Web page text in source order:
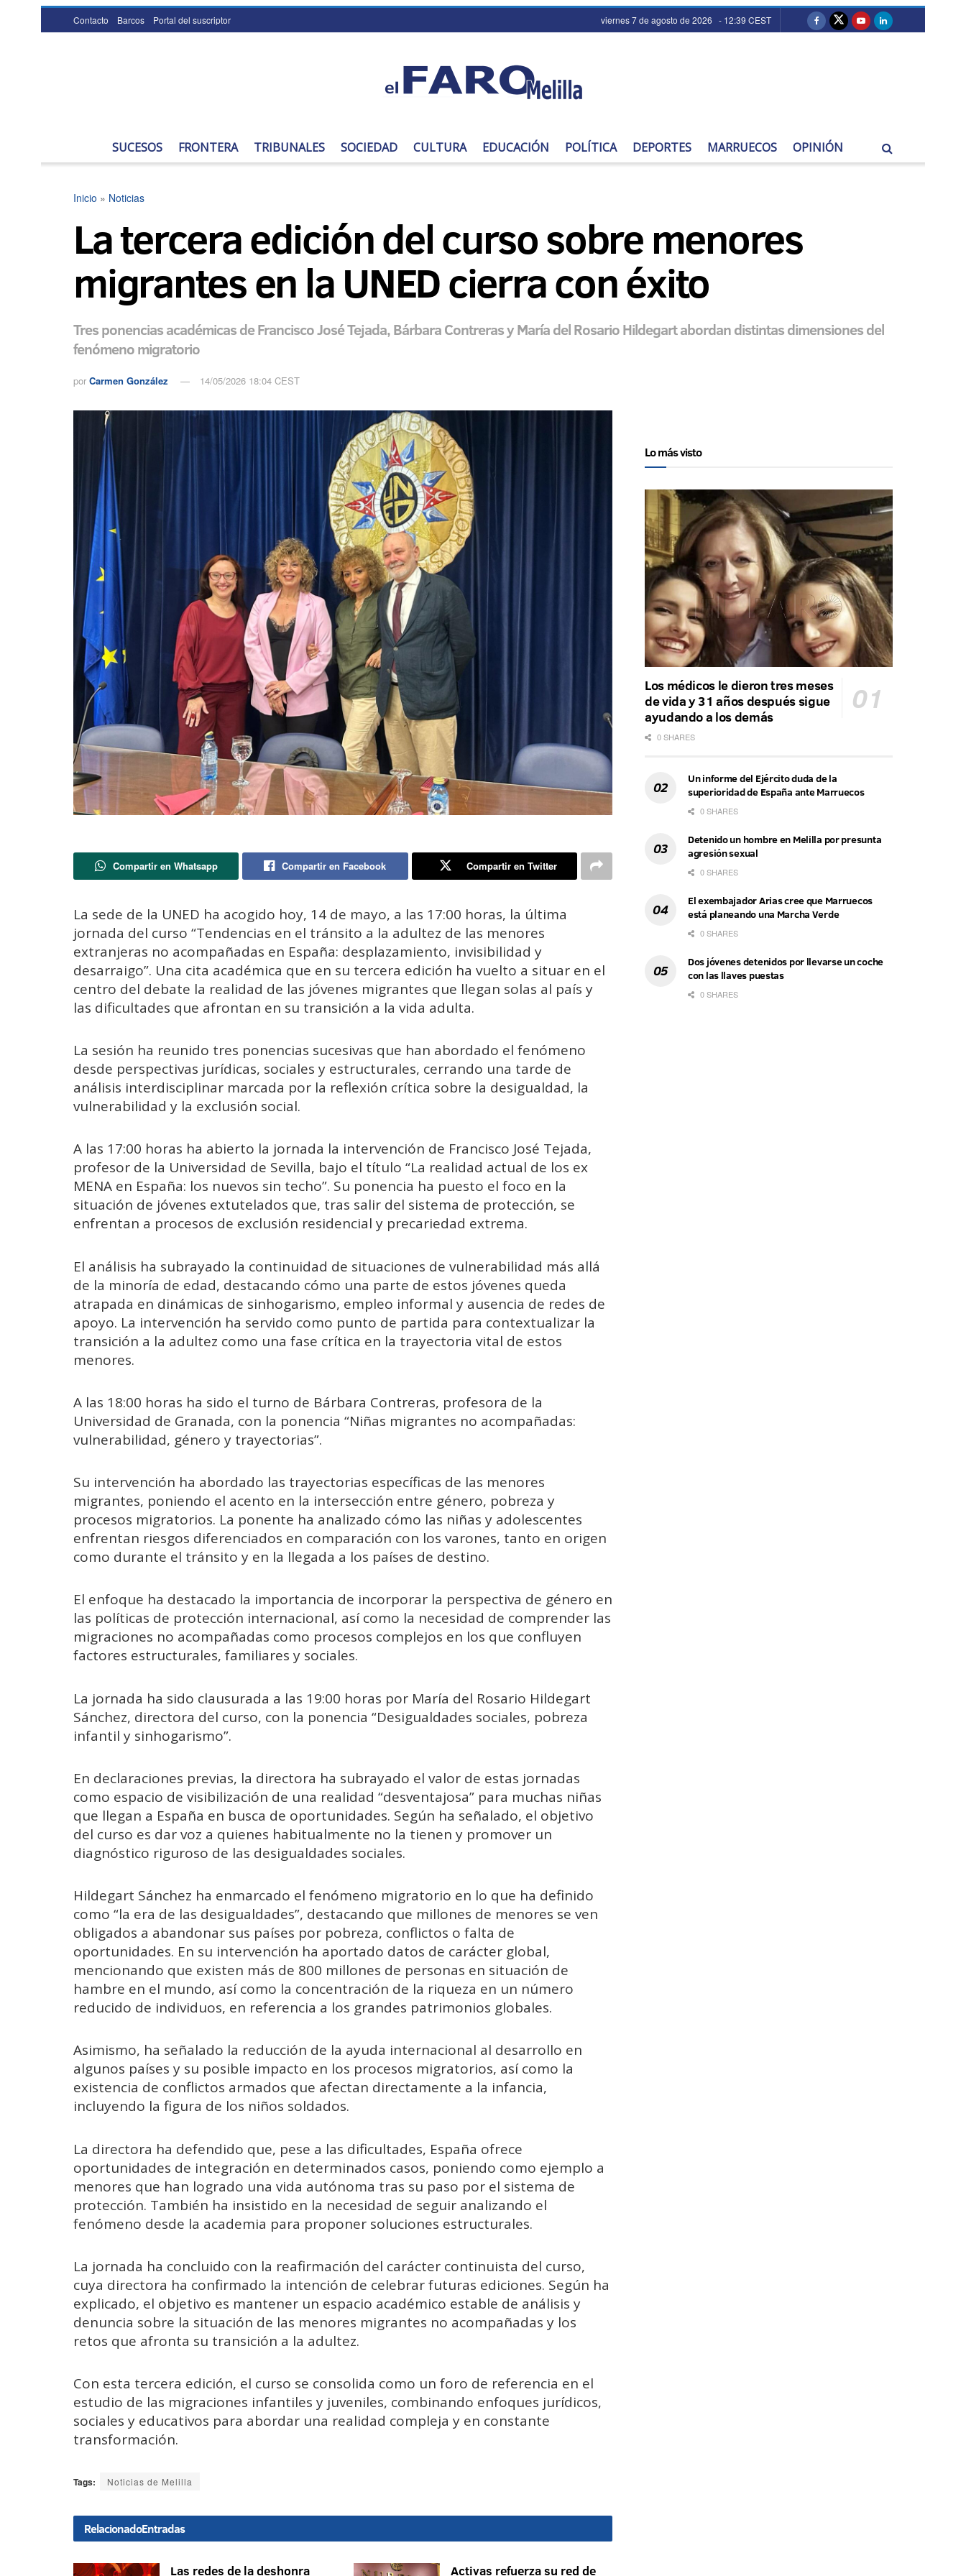
Contacto Barcos Portal del suscriptor viernes 7 de agosto de 2026 - 12:39 CEST
SUCESOS FRONTERA TRIBUNALES SOCIEDAD CULTURA EDUCACIÓN POLÍTICA DEPORTES MARRUECOS OPINIÓN
Inicio » Noticias
La tercera edición del curso sobre menores
migrantes en la UNED cierra con éxito
Tres ponencias académicas de Francisco José Tejada, Bárbara Contreras y María del Rosario Hildegart abordan distintas dimensiones del
fenómeno migratorio
por Carmen González 14/05/2026 18:04 CEST
Compartir en Whatsapp Compartir en Facebook Compartir en Twitter
La sede de la UNED ha acogido hoy, 14 de mayo, a las 17:00 horas, la última
jornada del curso “Tendencias en el tránsito a la adultez de las menores
extranjeras no acompañadas en España: desplazamiento, invisibilidad y
desarraigo”. Una cita académica que en su tercera edición ha vuelto a situar en el
centro del debate la realidad de las jóvenes migrantes que llegan solas al país y
las dificultades que afrontan en su transición a la vida adulta.
La sesión ha reunido tres ponencias sucesivas que han abordado el fenómeno
desde perspectivas jurídicas, sociales y estructurales, cerrando una tarde de
análisis interdisciplinar marcada por la reflexión crítica sobre la desigualdad, la
vulnerabilidad y la exclusión social.
A las 17:00 horas ha abierto la jornada la intervención de Francisco José Tejada,
profesor de la Universidad de Sevilla, bajo el título “La realidad actual de los ex
MENA en España: los nuevos sin techo”. Su ponencia ha puesto el foco en la
situación de jóvenes extutelados que, tras salir del sistema de protección, se
enfrentan a procesos de exclusión residencial y precariedad extrema.
El análisis ha subrayado la continuidad de situaciones de vulnerabilidad más allá
de la minoría de edad, destacando cómo una parte de estos jóvenes queda
atrapada en dinámicas de sinhogarismo, empleo informal y ausencia de redes de
apoyo. La intervención ha servido como punto de partida para contextualizar la
transición a la adultez como una fase crítica en la trayectoria vital de estos
menores.
A las 18:00 horas ha sido el turno de Bárbara Contreras, profesora de la
Universidad de Granada, con la ponencia “Niñas migrantes no acompañadas:
vulnerabilidad, género y trayectorias”.
Su intervención ha abordado las trayectorias específicas de las menores
migrantes, poniendo el acento en la intersección entre género, pobreza y
procesos migratorios. La ponente ha analizado cómo las niñas y adolescentes
enfrentan riesgos diferenciados en comparación con los varones, tanto en origen
como durante el tránsito y en la llegada a los países de destino.
El enfoque ha destacado la importancia de incorporar la perspectiva de género en
las políticas de protección internacional, así como la necesidad de comprender las
migraciones no acompañadas como procesos complejos en los que confluyen
factores estructurales, familiares y sociales.
La jornada ha sido clausurada a las 19:00 horas por María del Rosario Hildegart
Sánchez, directora del curso, con la ponencia “Desigualdades sociales, pobreza
infantil y sinhogarismo”.
En declaraciones previas, la directora ha subrayado el valor de estas jornadas
como espacio de visibilización de una realidad “desventajosa” para muchas niñas
que llegan a España en busca de oportunidades. Según ha señalado, el objetivo
del curso es dar voz a quienes habitualmente no la tienen y promover un
diagnóstico riguroso de las desigualdades sociales.
Hildegart Sánchez ha enmarcado el fenómeno migratorio en lo que ha definido
como “la era de las desigualdades”, destacando que millones de menores se ven
obligados a abandonar sus países por pobreza, conflictos o falta de
oportunidades. En su intervención ha aportado datos de carácter global,
mencionando que existen más de 800 millones de personas en situación de
hambre en el mundo, así como la concentración de la riqueza en un número
reducido de individuos, en referencia a los grandes patrimonios globales.
Asimismo, ha señalado la reducción de la ayuda internacional al desarrollo en
algunos países y su posible impacto en los procesos migratorios, así como la
existencia de conflictos armados que afectan directamente a la infancia,
incluyendo la figura de los niños soldados.
La directora ha defendido que, pese a las dificultades, España ofrece
oportunidades de integración en determinados casos, poniendo como ejemplo a
menores que han logrado una vida autónoma tras su paso por el sistema de
protección. También ha insistido en la necesidad de seguir analizando el
fenómeno desde la academia para proponer soluciones estructurales.
La jornada ha concluido con la reafirmación del carácter continuista del curso,
cuya directora ha confirmado la intención de celebrar futuras ediciones. Según ha
explicado, el objetivo es mantener un espacio académico estable de análisis y
denuncia sobre la situación de las menores migrantes no acompañadas y los
retos que afronta su transición a la adultez.
Con esta tercera edición, el curso se consolida como un foro de referencia en el
estudio de las migraciones infantiles y juveniles, combinando enfoques jurídicos,
sociales y educativos para abordar una realidad compleja y en constante
transformación.
Tags: Noticias de Melilla
RelacionadoEntradas
Las redes de la deshonra Activas refuerza su red de
Lo más visto
Los médicos le dieron tres meses
de vida y 31 años después sigue
ayudando a los demás
0 SHARES
Un informe del Ejército duda de la
superioridad de España ante Marruecos
0 SHARES
Detenido un hombre en Melilla por presunta
agresión sexual
0 SHARES
El exembajador Arias cree que Marruecos
está planeando una Marcha Verde
0 SHARES
Dos jóvenes detenidos por llevarse un coche
con las llaves puestas
0 SHARES